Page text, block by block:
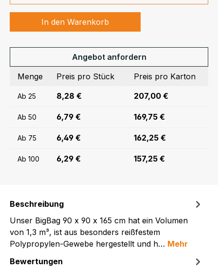
In den Warenkorb
Angebot anfordern
Menge
Preis pro Stück Preis pro Karton
Ab 25 8,28 € 207,00 €
Ab 50 6,79 € 169,75 €
Ab 75 6,49 € 162,25 €
Ab 100 6,29 € 157,25 €
Beschreibung
Unser BigBag 90 x 90 x 165 cm hat ein Volumen
von 1,3 m³, ist aus besonders reißfestem
Polypropylen-Gewebe hergestellt und h… Mehr
Bewertungen